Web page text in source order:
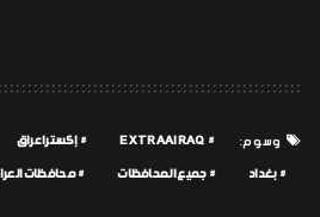
وسوم: EXTRAAIRAQ إكسترا عراق
بغداد جميع المحافظات محافظات